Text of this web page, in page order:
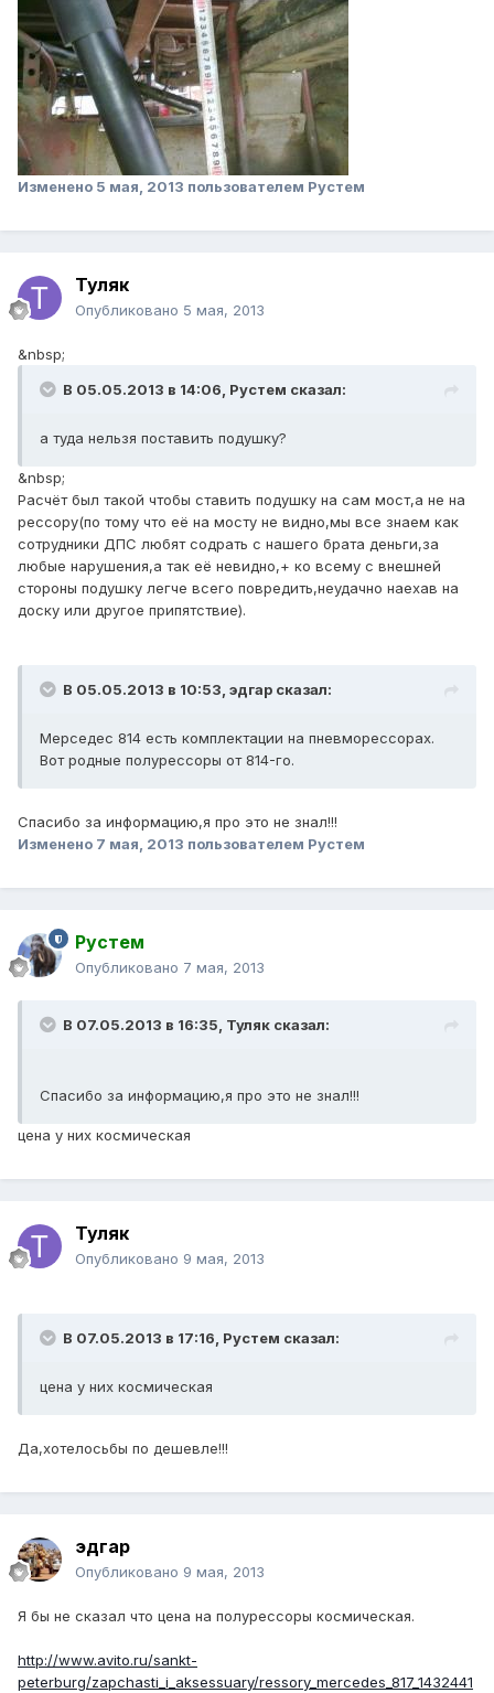
Изменено 5 мая, 2013 пользователем Рустем
Туляк
Опубликовано 5 мая, 2013
&nbsp;
В 05.05.2013 в 14:06, Рустем сказал:
а туда нельзя поставить подушку?
&nbsp;
Расчёт был такой чтобы ставить подушку на сам мост,а не на
рессору(по тому что её на мосту не видно,мы все знаем как
сотрудники ДПС любят содрать с нашего брата деньги,за
любые нарушения,а так её невидно,+ ко всему с внешней
стороны подушку легче всего повредить,неудачно наехав на
доску или другое припятствие).
В 05.05.2013 в 10:53, эдгар сказал:
Мерседес 814 есть комплектации на пневморессорах.
Вот родные полурессоры от 814-го.
Спасибо за информацию,я про это не знал!!!
Изменено 7 мая, 2013 пользователем Рустем
Рустем
Опубликовано 7 мая, 2013
В 07.05.2013 в 16:35, Туляк сказал:
Спасибо за информацию,я про это не знал!!!
цена у них космическая
Туляк
Опубликовано 9 мая, 2013
В 07.05.2013 в 17:16, Рустем сказал:
цена у них космическая
Да,хотелосьбы по дешевле!!!
эдгар
Опубликовано 9 мая, 2013
Я бы не сказал что цена на полурессоры космическая.
http://www.avito.ru/sankt-
peterburg/zapchasti_i_aksessuary/ressory_mercedes_817_1432441